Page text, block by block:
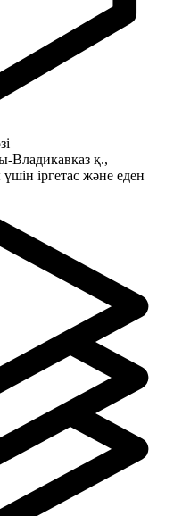
Владикавказ қ.,
іргетас және еден